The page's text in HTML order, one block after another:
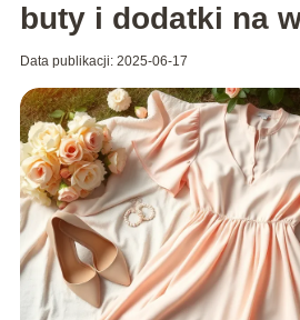
buty i dodatki na
Data publikacji: 2025-06-17